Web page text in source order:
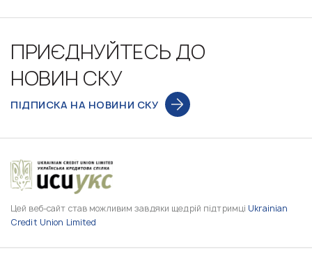
ПРИЄДНУЙТЕСЬ ДО
НОВИН СКУ
ПІДПИСКА НА НОВИНИ СКУ
Цей веб-сайт став можливим завдяки щедрій підтримці Ukrainian
Credit Union Limited